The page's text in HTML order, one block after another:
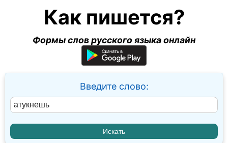
Как пишется?
Формы слов русского языка онлайн
Введите слово: